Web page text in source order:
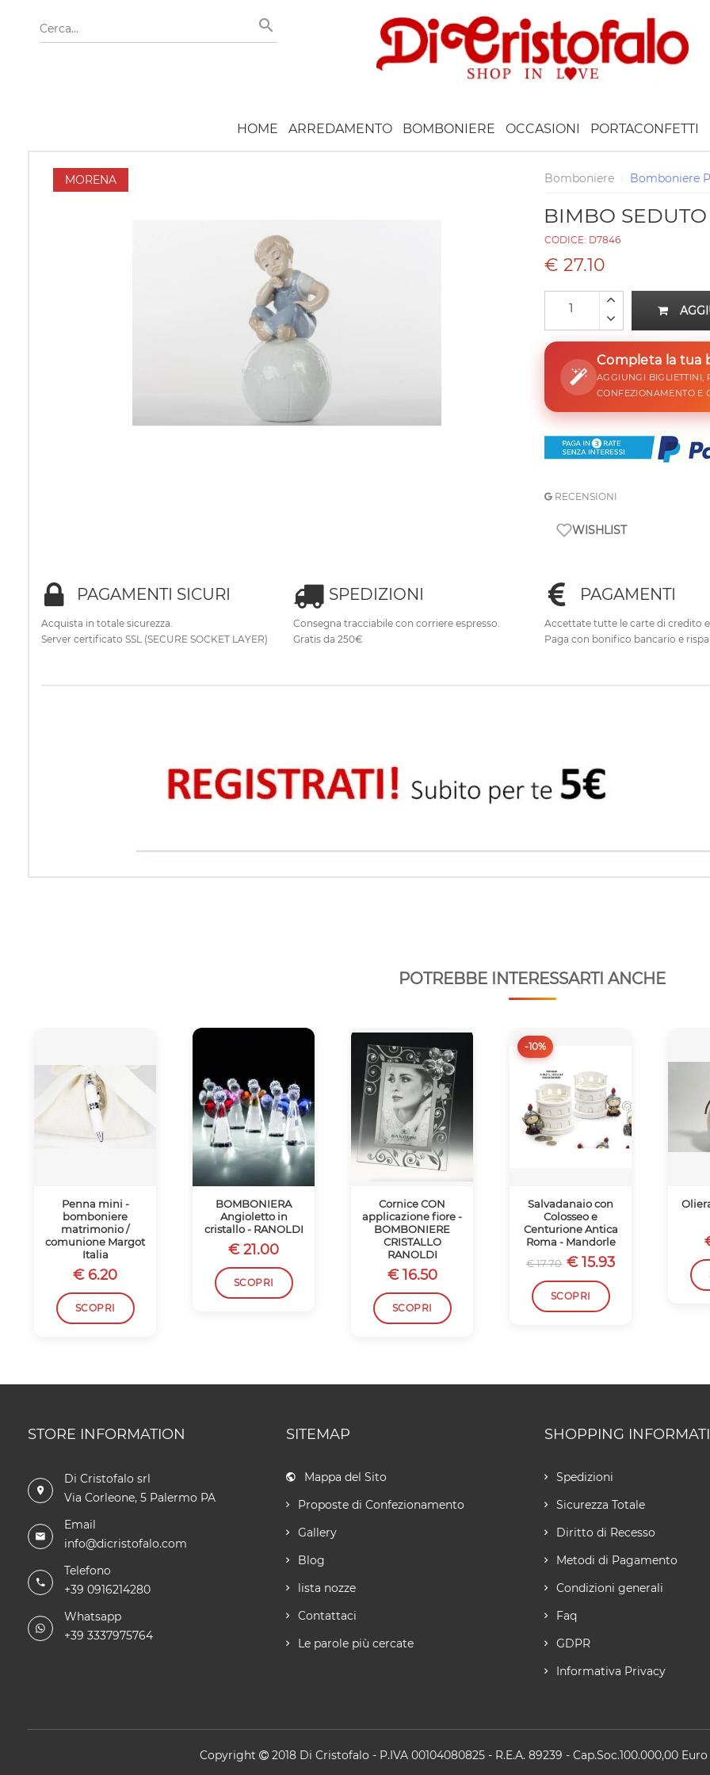
HOME ARREDAMENTO BOMBONIERE OCCASIONI PORTACONFETTI
MORENA Bomboniere › Bomboniere
BIMBO
CODICE: D7846
€ 27.10
Completa la tua
AGGIUNGI BIGLIETTINI,
CONFEZIONAMENTO E
RECENSIONI
WISHLIST
PAGAMENTI SICURI
Acquista in totale sicurezza.
Server certificato SSL (SECURE SOCKET LAYER)
SPEDIZIONI
Consegna tracciabile con corriere espresso.
Gratis da 250€
PAGAMENTI
Accettate tutte le carte di credito
Paga con bonifico bancario e
POTREBBE INTERESSARTI ANCHE
Penna mini -
bomboniere
matrimonio /
comunione Margot
Italia
€ 6.20
SCOPRI
BOMBONIERA
Angioletto in
cristallo - RANOLDI
€ 21.00
SCOPRI
Cornice CON
applicazione fiore -
BOMBONIERE
CRISTALLO
RANOLDI
€ 16.50
SCOPRI
-10%
Salvadanaio con
Colosseo e
Centurione Antica
Roma - Mandorle
€ 17.70 € 15.93
SCOPRI
STORE INFORMATION
Di Cristofalo srl
Via Corleone, 5 Palermo PA
Email
info@dicristofalo.com
Telefono
+39 0916214280
Whatsapp
+39 3337975764
SITEMAP
Mappa del Sito
Proposte di Confezionamento
Gallery
Blog
lista nozze
Contattaci
Le parole più cercate
SHOPPING
Spedizioni
Sicurezza Totale
Diritto di Recesso
Metodi di Pagamento
Condizioni generali
Faq
GDPR
Informativa Privacy
Copyright 2018 Di Cristofalo - P.IVA 00104080825 - R.E.A. 89239 - Cap.Soc.100.000,00